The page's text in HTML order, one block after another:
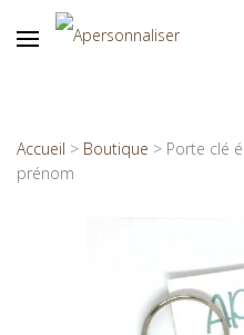
Accueil > Boutique > Porte clé
prénom